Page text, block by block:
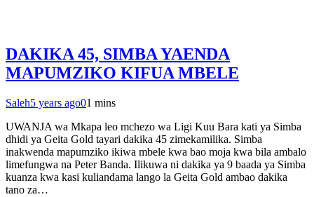
DAKIKA 45, SIMBA YAENDA
MAPUMZIKO KIFUA MBELE
Saleh5 years ago01 mins
UWANJA wa Mkapa leo mchezo wa Ligi Kuu Bara kati ya Simba
dhidi ya Geita Gold tayari dakika 45 zimekamilika. Simba
inakwenda mapumziko ikiwa mbele kwa bao moja kwa bila ambalo
limefungwa na Peter Banda. Ilikuwa ni dakika ya 9 baada ya Simba
kuanza kwa kasi kuliandama lango la Geita Gold ambao dakika
tano za…